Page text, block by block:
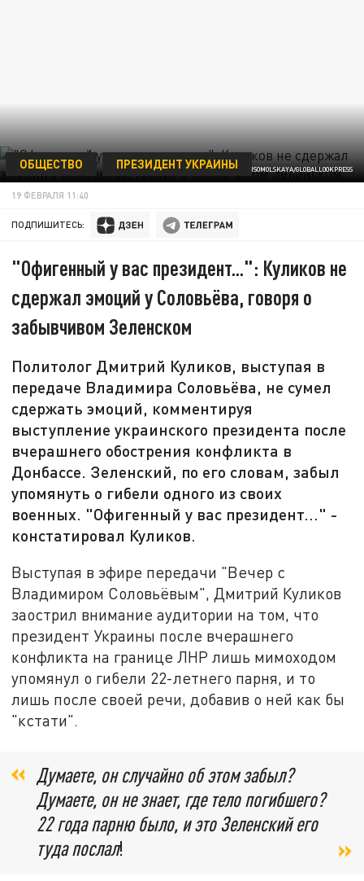
ФОТО: PRAVDA KOMSOMOLSKAYA/GLOBALLOOKPRESS
ОБЩЕСТВО ПРЕЗИДЕНТ УКРАИНЫ
19 ФЕВРАЛЯ 11:40
ПОДПИШИТЕСЬ:
"Офигенный у вас президент...": Куликов не
сдержал эмоций у Соловьёва, говоря о
забывчивом Зеленском
Политолог Дмитрий Куликов, выступая в
передаче Владимира Соловьёва, не сумел
сдержать эмоций, комментируя
выступление украинского президента после
вчерашнего обострения конфликта в
Донбассе. Зеленский, по его словам, забыл
упомянуть о гибели одного из своих
военных. "Офигенный у вас президент..." -
констатировал Куликов.
Выступая в эфире передачи "Вечер с
Владимиром Соловьёвым", Дмитрий Куликов
заострил внимание аудитории на том, что
президент Украины после вчерашнего
конфликта на границе ЛНР лишь мимоходом
упомянул о гибели 22-летнего парня, и то
лишь после своей речи, добавив о ней как бы
"кстати".
Думаете, он случайно об этом забыл?
Думаете, он не знает, где тело погибшего?
22 года парню было, и это Зеленский его
туда послал!